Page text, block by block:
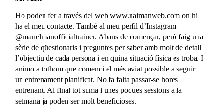
Ho poden fer a través del web www.naimanweb.com on hi
ha el meu contacte. També al meu perfil d’Instagram
@manelmanofficialtrainer. Abans de començar, però faig una
sèrie de qüestionaris i preguntes per saber amb molt de detall
l’objectiu de cada persona i en quina situació física es troba. I
animo a tothom que comenci el més aviat possible a seguir
un entrenament planificat. No fa falta passar-se hores
entrenant. Al final tot suma i unes poques sessions a la
setmana ja poden ser molt beneficioses.